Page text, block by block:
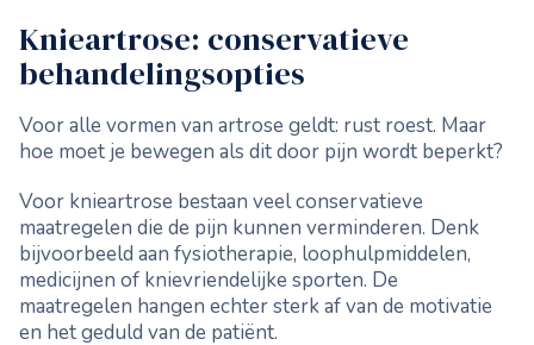
Knieartrose: conservatieve
behandelingsopties
Voor alle vormen van artrose geldt: rust roest. Maar
hoe moet je bewegen als dit door pijn wordt beperkt?
Voor knieartrose bestaan veel conservatieve
maatregelen die de pijn kunnen verminderen. Denk
bijvoorbeeld aan fysiotherapie, loophulpmiddelen,
medicijnen of knievriendelijke sporten. De
maatregelen hangen echter sterk af van de motivatie
en het geduld van de patiënt.